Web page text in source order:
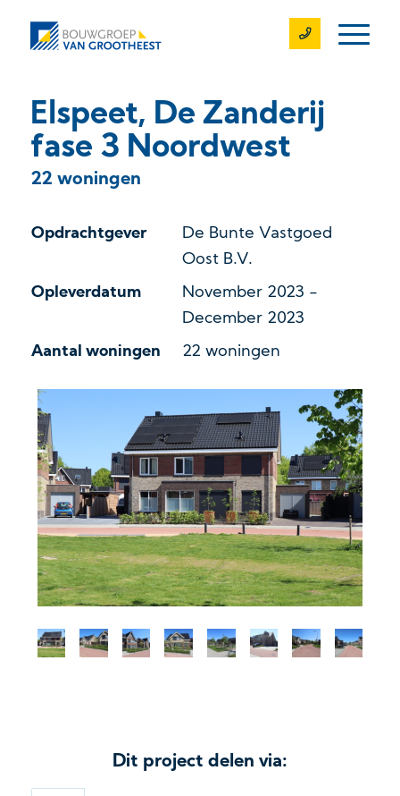
Elspeet, De Zanderij
fase 3 Noordwest
22 woningen
Opdrachtgever
De Bunte Vastgoed
Oost B.V.
Opleverdatum
November 2023 -
December 2023
Aantal woningen
22 woningen
Dit project delen via